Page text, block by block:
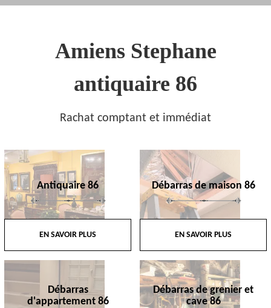
Amiens Stephane
antiquaire 86
Rachat comptant et immédiat
Antiquaire 86
EN SAVOIR PLUS
Débarras de maison 86
EN SAVOIR PLUS
Débarras
d'appartement 86
Débarras de grenier et
cave 86